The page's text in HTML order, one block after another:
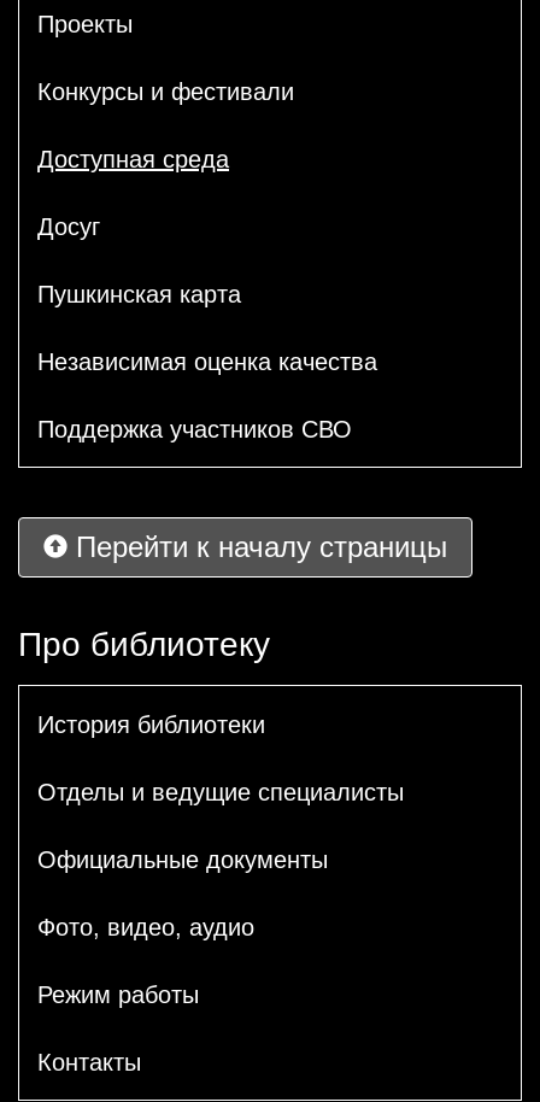
Проекты
Конкурсы и фестивали
Доступная среда
Досуг
Пушкинская карта
Независимая оценка качества
Поддержка участников СВО
Перейти к началу страницы
Про библиотеку
История библиотеки
Отделы и ведущие специалисты
Официальные документы
Фото, видео, аудио
Режим работы
Контакты